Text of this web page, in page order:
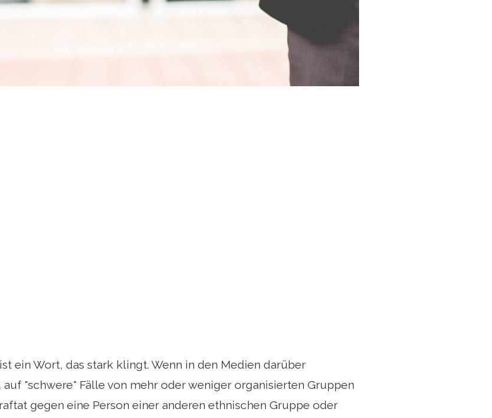
ein Wort, das stark klingt. Wenn in den Medien darüber
"schwere" Fälle von mehr oder weniger organisierten Gruppen
gegen eine Person einer anderen ethnischen Gruppe oder